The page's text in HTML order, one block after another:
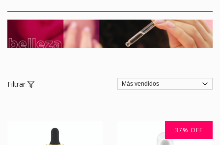
Filtrar
37% OFF